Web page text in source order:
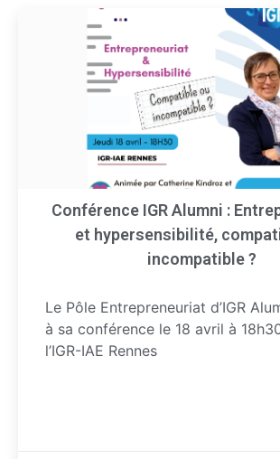
Conférence IGR Alumni :
et hypersensibilité,
incompatible ?
Le Pôle Entrepreneuriat d’IGR
à sa conférence le 18 avril à
l’IGR-IAE Rennes